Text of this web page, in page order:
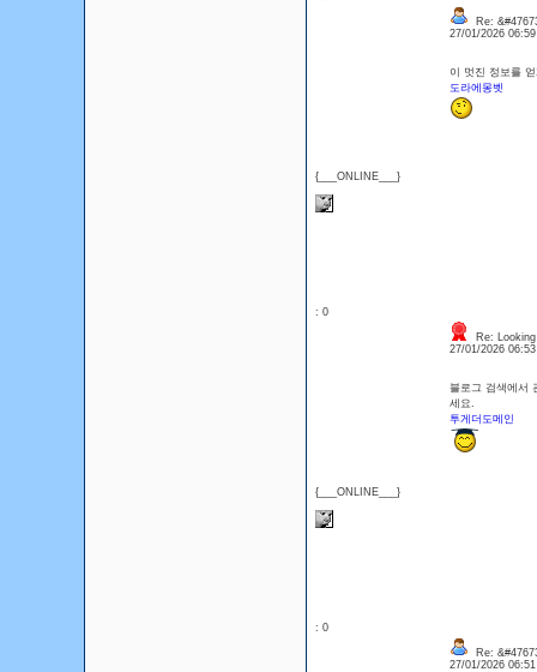
{___ONLINE___}
Re:
27/01/2026
이 멋진 정보를
도라에몽벳
: 0
{___ONLINE___}
Re:
27/01/2026
블로그 검색에서
세요.
투게더도메인
: 0
Re:
27/01/2026